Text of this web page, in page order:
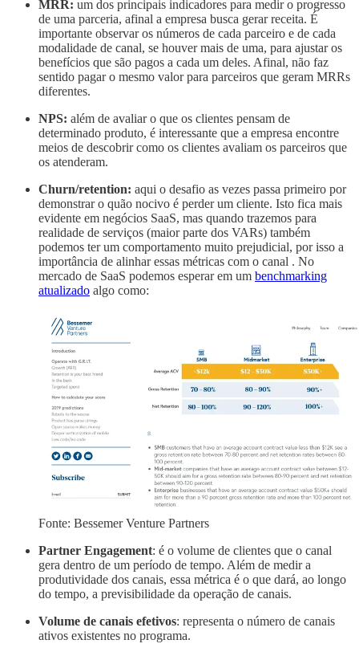
MRR: um dos principais indicadores para medir o progresso
de uma parceria, afinal a empresa busca gerar receita. É
importante observar os números de cada parceiro e de cada
modalidade de canal, se houver mais de uma, para ajustar os
benefícios que são pagos a cada um deles. Afinal, não faz
sentido pagar o mesmo valor para parceiros que geram MRRs
diferentes.
NPS: além de avaliar o que os clientes pensam de
determinado produto, é interessante que a empresa encontre
meios de descobrir como os clientes avaliam os parceiros que
os atenderam.
Churn/retention: aqui o desafio as vezes passa primeiro por
demonstrar o quão nocivo é perder um cliente. Isto fica mais
evidente em negócios SaaS, mas quando trazemos para
realidade de serviços (maior parte dos VARs) também
podemos ter um comportamento muito prejudicial, por isso a
importância de alinhar essas métricas com o canal . No
mercado de SaaS podemos esperar em um benchmarking
atualizado algo como:
Fonte: Bessemer Venture Partners
Partner Engagement: é o volume de clientes que o canal
gera dentro de um período de tempo. Além de medir a
produtividade dos canais, essa métrica é o que dará, ao longo
do tempo, a previsibilidade da operação de canais.
Volume de canais efetivos: representa o número de canais
ativos existentes no programa.